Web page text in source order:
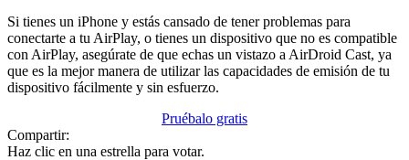
Si tienes un iPhone y estás cansado de tener problemas para
conectarte a tu AirPlay, o tienes un dispositivo que no es compatible
con AirPlay, asegúrate de que echas un vistazo a AirDroid Cast, ya
que es la mejor manera de utilizar las capacidades de emisión de tu
dispositivo fácilmente y sin esfuerzo.
Pruébalo gratis
Compartir:
Haz clic en una estrella para votar.